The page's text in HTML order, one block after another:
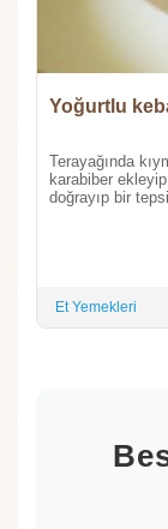
Yoğurtlu
Terayağında
karabiber
doğrayıp bir
Et Yemekleri